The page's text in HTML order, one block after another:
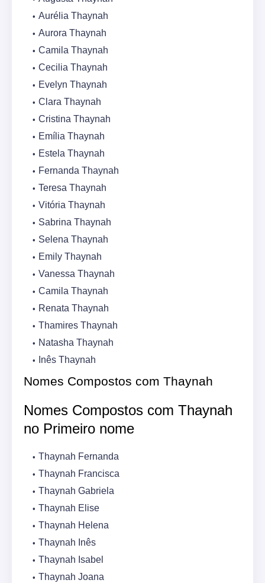
Aurélia Thaynah
Aurora Thaynah
Camila Thaynah
Cecilia Thaynah
Evelyn Thaynah
Clara Thaynah
Cristina Thaynah
Emília Thaynah
Estela Thaynah
Fernanda Thaynah
Teresa Thaynah
Vitória Thaynah
Sabrina Thaynah
Selena Thaynah
Emily Thaynah
Vanessa Thaynah
Camila Thaynah
Renata Thaynah
Thamires Thaynah
Natasha Thaynah
Inês Thaynah
Nomes Compostos com Thaynah
Nomes Compostos com Thaynah
no Primeiro nome
Thaynah Fernanda
Thaynah Francisca
Thaynah Gabriela
Thaynah Elise
Thaynah Helena
Thaynah Inês
Thaynah Isabel
Thaynah Joana